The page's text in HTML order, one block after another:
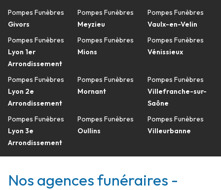
Pompes Funèbres
Givors
Pompes Funèbres
Lyon 1er
Arrondissement
Pompes Funèbres
Lyon 2e
Arrondissement
Pompes Funèbres
Lyon 3e
Arrondissement
Pompes Funèbres
Meyzieu
Pompes Funèbres
Mions
Pompes Funèbres
Mornant
Pompes Funèbres
Oullins
Pompes Funèbres
Vaulx-en-Velin
Pompes Funèbres
Vénissieux
Pompes Funèbres
Villefranche-sur-
Saône
Pompes Funèbres
Villeurbanne
Nos agences funéraires -